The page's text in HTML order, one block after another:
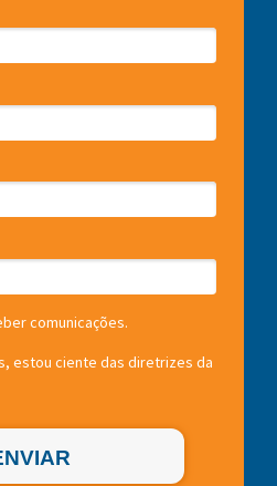
comunicações.
estou ciente das diretrizes da